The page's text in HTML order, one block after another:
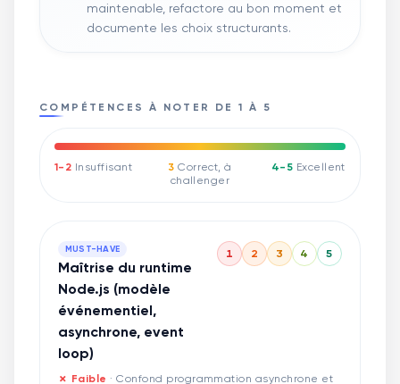
maintenable, refactore au bon moment et
documente les choix structurants.
COMPÉTENCES À NOTER DE 1 À 5
1-2 Insuffisant 3 Correct, à
challenger
4-5 Excellent
MUST-HAVE
Maîtrise du runtime
Node.js (modèle
événementiel,
asynchrone, event
loop)
1 2 3 4 5
✗ Faible ·Confond programmation asynchrone et